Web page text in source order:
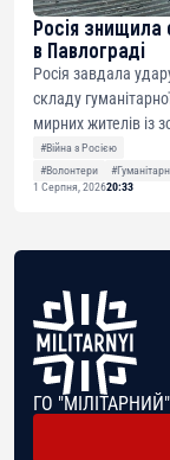
Росія знищила
в Павлограді
Росія завдала
складу
мирних жителів із
#Війна з Росією
#Волонтери
1 Серпня, 202620:33
ГО "МІЛІТАРНИЙ"